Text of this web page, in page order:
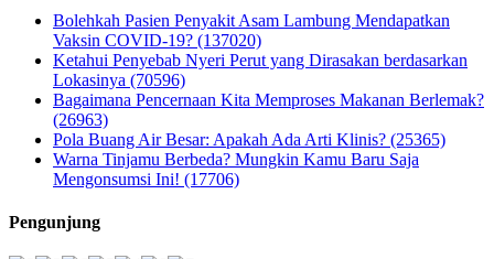
Bolehkah Pasien Penyakit Asam Lambung Mendapatkan
Vaksin COVID-19? (137020)
Ketahui Penyebab Nyeri Perut yang Dirasakan berdasarkan
Lokasinya (70596)
Bagaimana Pencernaan Kita Memproses Makanan Berlemak?
(26963)
Pola Buang Air Besar: Apakah Ada Arti Klinis? (25365)
Warna Tinjamu Berbeda? Mungkin Kamu Baru Saja
Mengonsumsi Ini! (17706)
Pengunjung